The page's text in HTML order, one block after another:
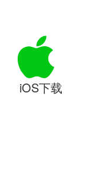
iOS下载